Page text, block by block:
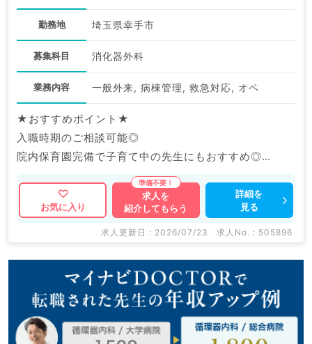
勤務地 埼玉県幸手市
募集科目 消化器外科
業務内容 一般外来, 病棟管理, 救急対応, オペ
★おすすめポイント★
入職時期のご相談可能◎
院内保育園完備で子育て中の先生にもおすすめ◎
福利厚生充実の大手グループ病院でのご勤務です。
マイナビDOCTORでは病院やクリニックなどの医療機
関求人はもちろんのこと、
求人内容の詳細等はお気軽にお問合せ下さい。
お気に入り
求人を
紹介してもらう
詳細を
見る
求人更新日 : 2026/07/23 求人No. : 505896